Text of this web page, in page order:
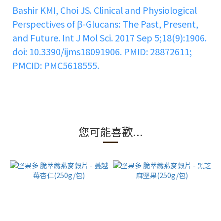
Bashir KMI, Choi JS. Clinical and Physiological
Perspectives of β-Glucans: The Past, Present,
and Future. Int J Mol Sci. 2017 Sep 5;18(9):1906.
doi: 10.3390/ijms18091906. PMID: 28872611;
PMCID: PMC5618555.
您可能喜歡...